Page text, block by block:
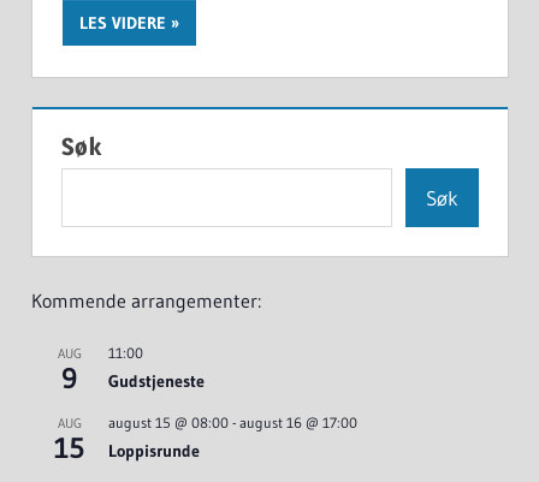
LES VIDERE
Søk
Søk
Kommende arrangementer:
AUG
9
11:00
Gudstjeneste
AUG
15
august 15 @ 08:00- august 16 @ 17:00
Loppisrunde